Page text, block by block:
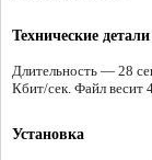
Технические детали
Длительность — 28
Кбит/сек. Файл
Установка